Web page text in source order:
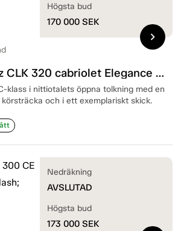
Mercedes-Benz CLK 320 cabriolet Elegance — 1999
klass i nittiotalets öppna tolkning med en
och i ett exemplariskt skick.
Högsta bud
170 000 SEK
chevron_right
Nedräkning
AVSLUTAD
Högsta bud
173 000 SEK